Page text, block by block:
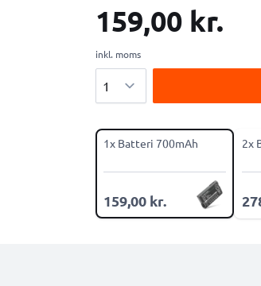
159,00 kr.
inkl. moms
1x Batteri 700mAh
159,00 kr.
2x